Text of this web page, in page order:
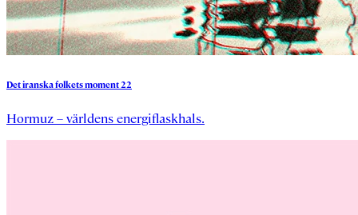
Detiranskafolketsmoment22
Hormuz – världens energiflaskhals.